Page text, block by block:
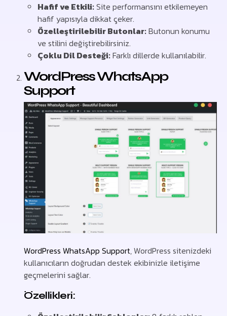
Hafif ve Etkili:Site performansını etkilemeyen
hafif yapısıyla dikkat çeker.
Özelleştirilebilir Butonlar:Butonun konumu
ve stilini değiştirebilirsiniz.
Çoklu Dil Desteği:Farklı dillerde kullanılabilir.
WordPress WhatsApp
Support
WordPress WhatsApp Support, WordPress sitenizdeki
kullanıcıların doğrudan destek ekibinizle iletişime
geçmelerini sağlar.
Özellikleri: